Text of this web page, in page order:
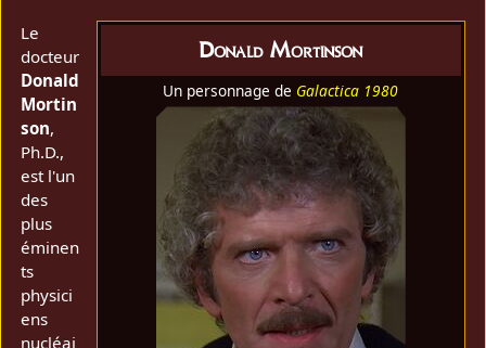
Donald Mortinson
Un personnage de Galactica 1980
Le
docteur
Donald
Mortin
son,
Ph.D.,
est l'un
des
plus
éminen
ts
physici
ens
nucléai